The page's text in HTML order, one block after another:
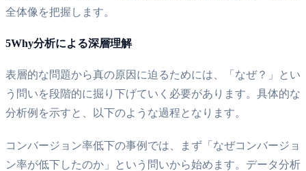
全体像を把握します。
5Why分析による深層理解
表層的な問題から真の原因に迫るためには、「なぜ？」とい
う問いを段階的に掘り下げていく必要があります。具体的な
分析例を示すと、以下のような過程となります。
コンバージョン率低下の事例では、まず「なぜコンバージョ
ン率が低下したのか」という問いから始めます。データ分析